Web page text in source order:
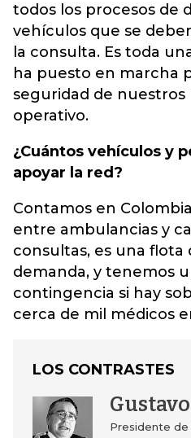
todos los procesos de
vehículos que se
la consulta. Es toda
ha puesto en marcha
seguridad de nuestros
operativo.
¿Cuántos vehículos y
apoyar la red?
Contamos en
entre ambulancias y
consultas, es una flota
demanda, y tenemos
contingencia si hay
cerca de mil médicos
LOS CONTRASTES
Presidente de